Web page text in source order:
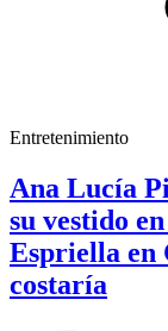
Entretenimiento
Ana Lucía
su vestido
Espriella en
costaría